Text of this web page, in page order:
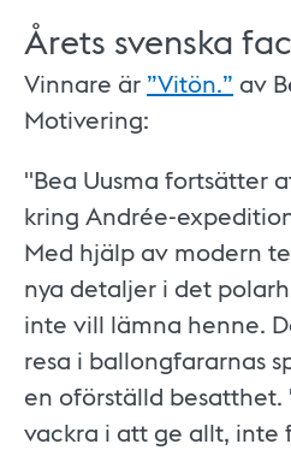
Årets svenska
Vinnare är ”Vitön.” av
Motivering:
"Bea Uusma fortsätter
kring Andrée-
Med hjälp av modern
nya detaljer i det
inte vill lämna henne.
resa i ballongfararnas
en oförställd besatthet.
vackra i att ge allt, inte